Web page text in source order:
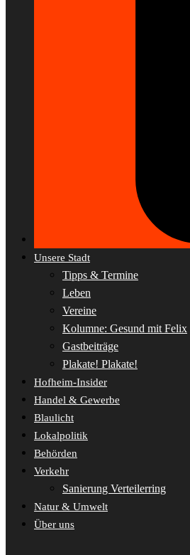
Unsere Stadt
Tipps & Termine
Leben
Vereine
Kolumne: Gesund mit Felix
Gastbeiträge
Plakate! Plakate!
Hofheim-Insider
Handel & Gewerbe
Blaulicht
Lokalpolitik
Behörden
Verkehr
Sanierung Verteilerring
Natur & Umwelt
Über uns